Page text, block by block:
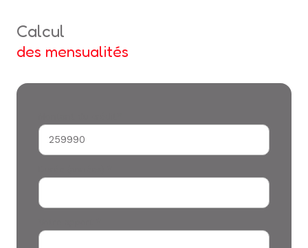
calcul
des mensualités